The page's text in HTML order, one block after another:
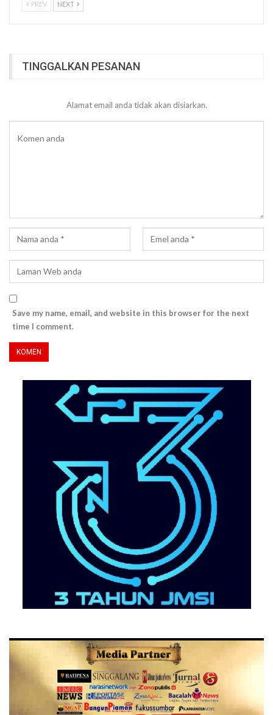
PREV NEXT
TINGGALKAN PESANAN
Alamat email anda tidak akan disiarkan.
Save my name, email, and website in this browser for the next
time I comment.